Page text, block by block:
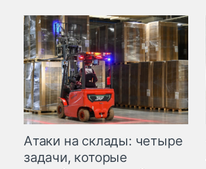
Атаки на склады: четыре
задачи, которые